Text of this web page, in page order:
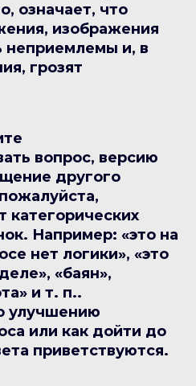
означает, что
изображения
неприемлемы и, в
грозят
вопрос, версию
другого
категорических
Например: «это на
нет логики», «это
«баян»,
и т. п..
улучшению
или как дойти до
приветствуются.